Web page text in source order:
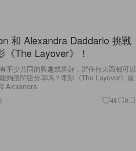
和 Alexandra Daddario 挑戰
The Layover》！
不少共同的興趣或喜好，當任何東西都可以
夠跟閨密分享嗎？電影《The Layover》就
Alexandra
48 0